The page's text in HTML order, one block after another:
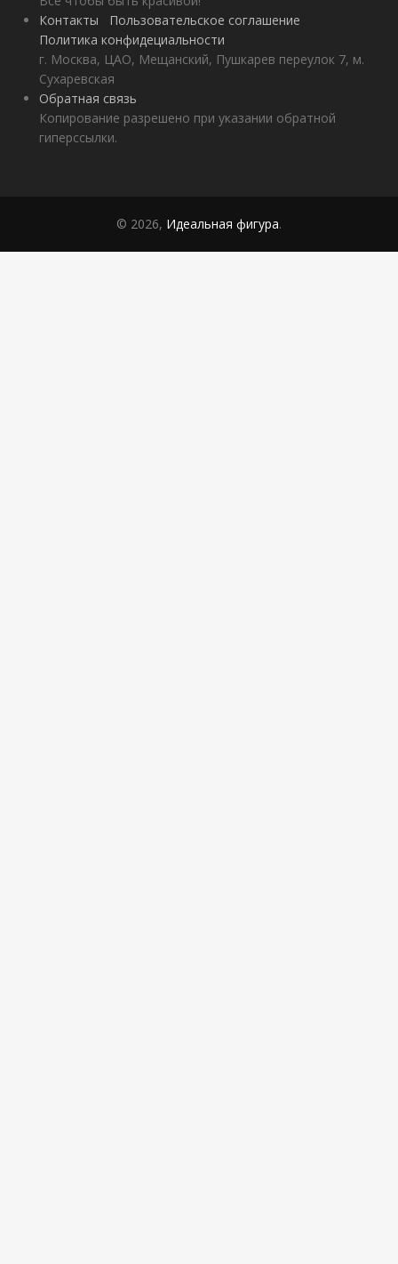
Контакты
Пользовательское соглашение
Политика конфидециальности
г. Москва, ЦАО, Мещанский, Пушкарев переулок 7, м.
Сухаревская
Обратная связь
Копирование разрешено при указании обратной
гиперссылки.
© 2026, Идеальная фигура.